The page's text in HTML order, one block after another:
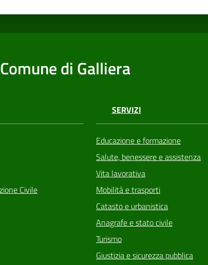
Comune di Galliera
Civile
SERVIZI
Educazione e formazione
Salute, benessere e assistenza
Vita lavorativa
Mobilità e trasporti
Catasto e urbanistica
Anagrafe e stato civile
Turismo
Giustizia e sicurezza pubblica